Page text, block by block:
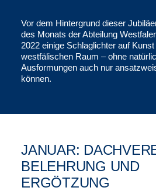
Vor dem Hintergrund dieser
des Monats der Abteilung
2022 einige Schlaglichter auf
westfälischen Raum – ohne
Ausformungen auch nur
können.
JANUAR:
BELEHRUNG UND
ERGÖTZUNG